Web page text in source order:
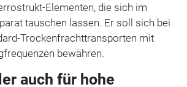
Elementen, die sich im
tauschen lassen. Er soll sich bei
Trockenfrachttransporten mit
bewähren.
auch für hohe